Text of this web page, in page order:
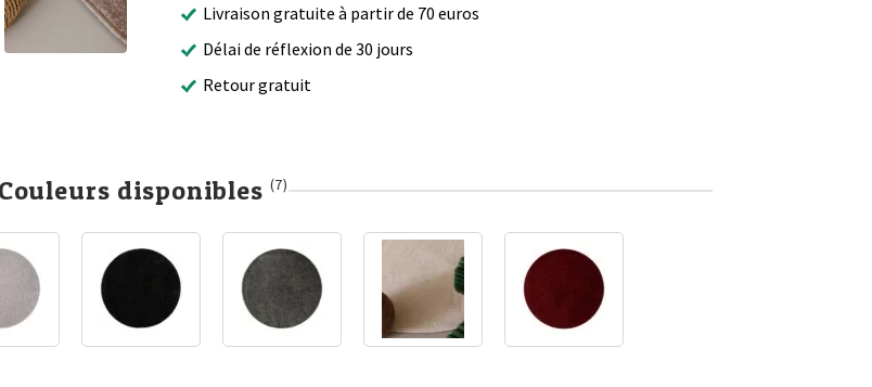
Livraison gratuite à partir de 70 euros
Délai de réflexion de 30 jours
Retour gratuit
disponibles (7)